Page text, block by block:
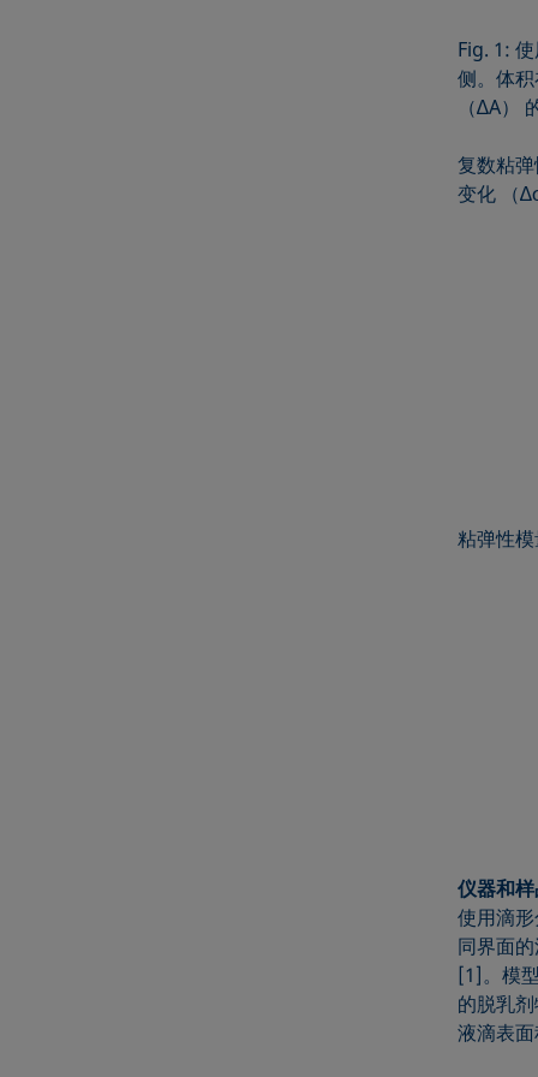
Fig. 1:
侧。体
（∆A）
复数粘
变化 （
粘弹性
仪器和
使用滴
同界面
[1]。模
的脱乳
液滴表